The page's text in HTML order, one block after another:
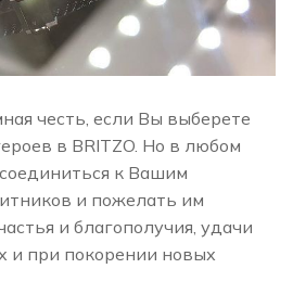
честь, если Вы выберете
в BRITZO. Но в любом
к Вашим
и пожелать им
и благополучия, удачи
и при покорении новых